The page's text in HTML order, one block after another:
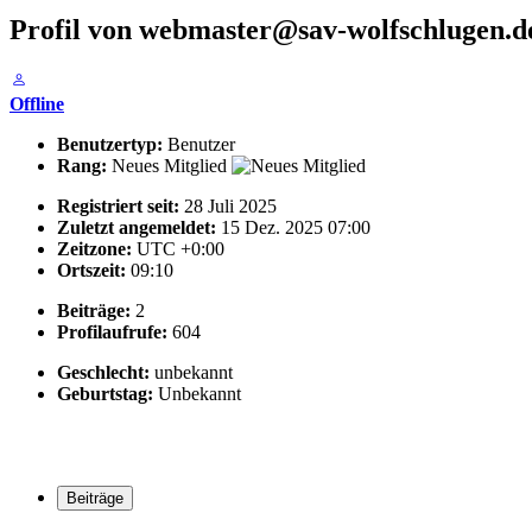
Profil von webmaster@sav-
Offline
Benutzertyp: Benutzer
Rang: Neues Mitglied
Registriert seit: 28 Juli 2025
Zuletzt angemeldet: 15 Dez. 2025 07:00
Zeitzone: UTC +0:00
Ortszeit: 09:10
Beiträge: 2
Profilaufrufe: 604
Geschlecht: unbekannt
Geburtstag: Unbekannt
Beiträge